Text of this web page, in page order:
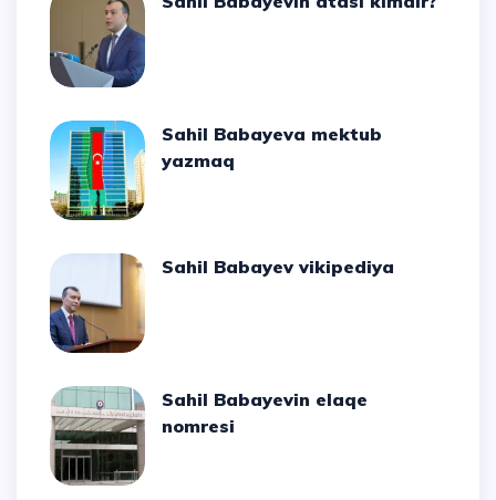
Sahil Babayeva mektub
yazmaq
Sahil Babayev vikipediya
Sahil Babayevin elaqe
nomresi